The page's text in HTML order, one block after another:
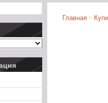
Главная >